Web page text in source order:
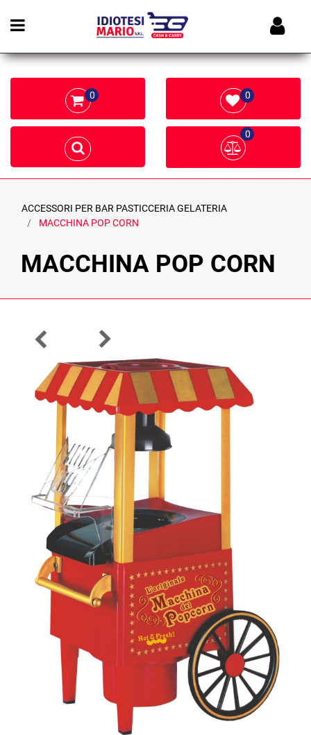
Open menu
0 0
0
ACCESSORI PER BAR PASTICCERIA GELATERIA
MACCHINA POP CORN
MACCHINA POP CORN